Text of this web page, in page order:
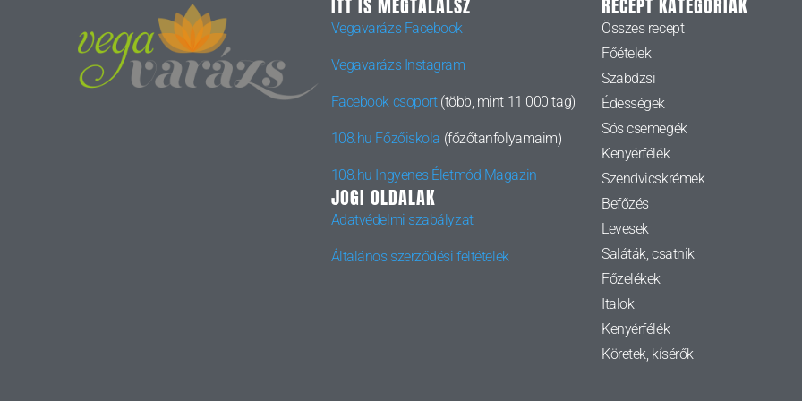
ITT IS MEGTALÁLSZ
Vegavarázs Facebook
Vegavarázs Instagram
Facebook csoport(több, mint 11 000 tag)
108.hu Főzőiskola (főzőtanfolyamaim)
108.hu Ingyenes Életmód Magazin
JOGI OLDALAK
Adatvédelmi szabályzat
Általános szerződési feltételek
RECEPT KATEGÓRIÁK
Összes recept
Főételek
Szabdzsi
Édességek
Sós csemegék
Kenyérfélék
Szendvicskrémek
Befőzés
Levesek
Saláták, csatnik
Főzelékek
Italok
Kenyérfélék
Köretek, kísérők